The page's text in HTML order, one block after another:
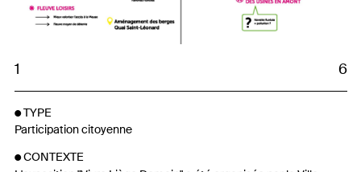
1 6
TYPE
Participation citoyenne
CONTEXTE